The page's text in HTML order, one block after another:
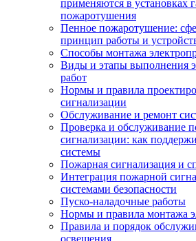
применяются в установках
пожаротушения
Пенное пожаротушение:
принцип работы и
Способы монтажа
Виды и этапы выполнения
работ
Нормы и правила
сигнализации
Обслуживание и ремонт
Проверка и обслуживание
сигнализации: как
системы
Пожарная сигнализация и
Интеграция пожарной
системами безопасности
Пуско-наладочные работы
Нормы и правила монтажа
Правила и порядок
освещения